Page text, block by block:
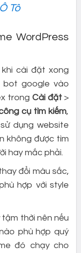
Tô
WordPress
cài đặt xong
bot google vào
trong Cài đặt>
cụ tìm kiếm,
dụng website
không được tìm
hay mắc phải.
đổi màu sắc,
hợp với style
thời nên nếu
phù hợp quý
đó chạy cho